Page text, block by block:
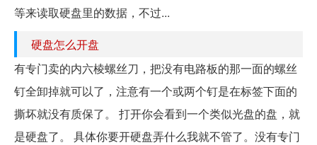
等来读取硬盘里的数据，不过...
硬盘怎么开盘
有专门卖的内六棱螺丝刀，把没有电路板的那一面的螺丝
钉全卸掉就可以了，注意有一个或两个钉是在标签下面的
撕坏就没有质保了。 打开你会看到一个类似光盘的盘，就
是硬盘了。 具体你要开硬盘弄什么我就不管了。没有专门